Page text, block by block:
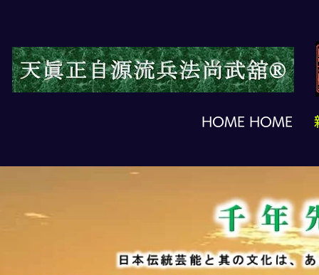
HOME HOME